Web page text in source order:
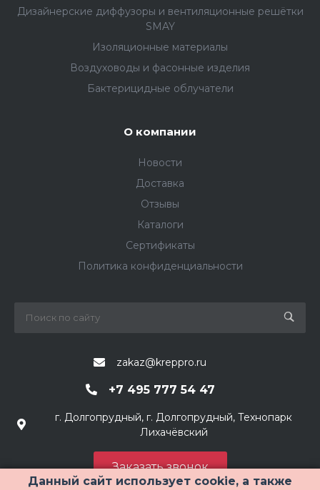
Данный сайт использует cookie, а также
Дизайнерские диффузоры и вентиляционные решётки
SMAY
Изоляционные материалы
Воздуховоды и фасонные изделия
Бактерицидные облучатели
О компании
Новости
Доставка
Отзывы
Каталоги
Сертификаты
Политика конфиденциальности
zakaz@kreppro.ru
+7 495 777 54 47
г. Долгопрудный, г. Долгопрудный, Технопарк
Лихачёвский
Заказать звонок